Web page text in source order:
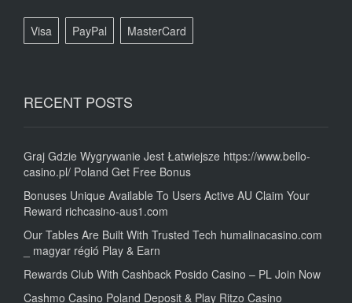
Visa PayPal MasterCard
RECENT POSTS
Graj Gdzie Wygrywanie Jest Łatwiejsze https://www.bello-
casino.pl/ Poland Get Free Bonus
Bonuses Unique Available To Users Active AU Claim Your
Reward richcasino-aus1.com
Our Tables Are Built With Trusted Tech humalinacasino.com
_ magyar régió Play & Earn
Rewards Club With Cashback Posido Casino – PL Join Now
Cashmo Casino Poland Deposit & Play Ritzo Casino